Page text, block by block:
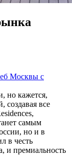
Москвы с
но кажется,
создавая все
самым
но и в
в честь
и премиальность